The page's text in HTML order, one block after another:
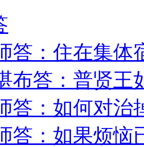
答：住在集体
布答：普贤王
答：如何对治
答：如果烦恼